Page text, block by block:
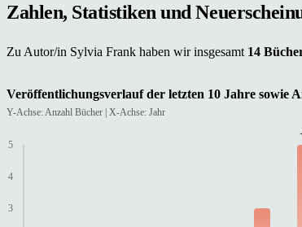
Zahlen, Statistiken und
Zu Autor/in Sylvia Frank haben wir insgesamt 14
Veröffentlichungsverlauf der letzten 10 Jahre sowie
Y-Achse: Anzahl Bücher | X-Achse: Jahr
3
4
5